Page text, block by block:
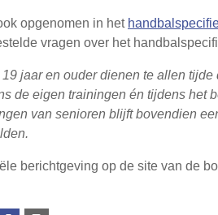
opgenomen in het
vragen over het
jaar en ouder dienen te allen tijde
de eigen trainingen én tijdens het
van senioren blijft bovendien
berichtgeving op de site van de